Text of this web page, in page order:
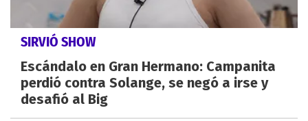
SIRVIÓ SHOW
Escándalo en Gran Hermano: Campanita
perdió contra Solange, se negó a irse y
desafió al Big